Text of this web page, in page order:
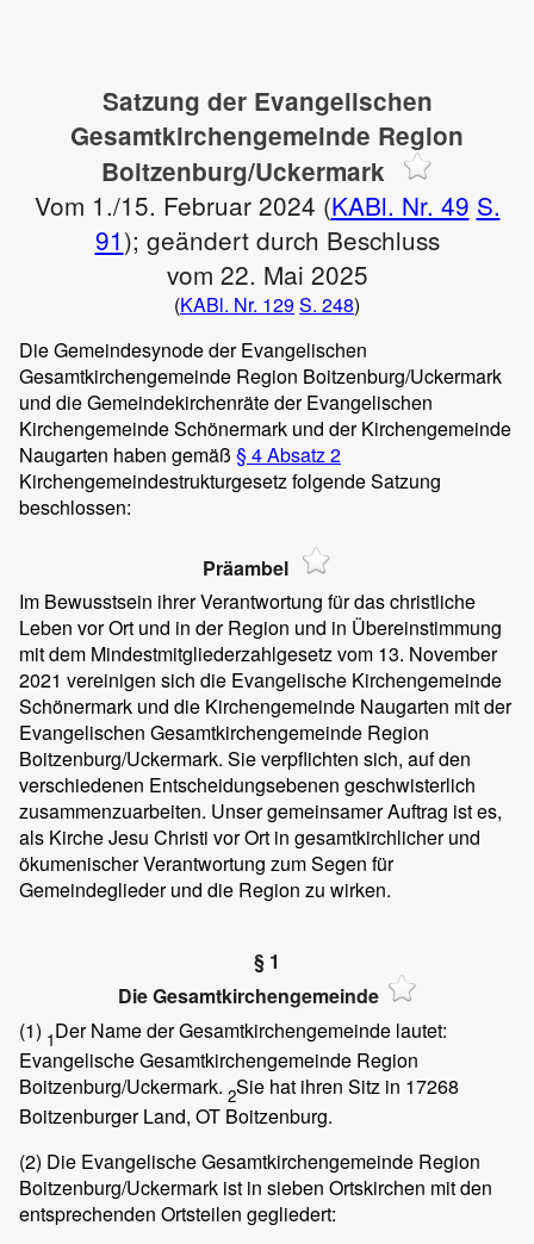
Satzung der Evangelischen
Gesamtkirchengemeinde Region
Boitzenburg/Uckermark
Vom 1./15. Februar 2024 (KABl. Nr. 49 S.
91); geändert durch Beschluss
vom 22. Mai 2025
(KABl. Nr. 129S. 248)
Die Gemeindesynode der Evangelischen
Gesamtkirchengemeinde Region Boitzenburg/Uckermark
und die Gemeindekirchenräte der Evangelischen
Kirchengemeinde Schönermark und der Kirchengemeinde
Naugarten haben gemäß § 4 Absatz 2
Kirchengemeindestrukturgesetz folgende Satzung
beschlossen:
Präambel
Im Bewusstsein ihrer Verantwortung für das christliche
Leben vor Ort und in der Region und in Übereinstimmung
mit dem Mindestmitgliederzahlgesetz vom 13. November
2021 vereinigen sich die Evangelische Kirchengemeinde
Schönermark und die Kirchengemeinde Naugarten mit der
Evangelischen Gesamtkirchengemeinde Region
Boitzenburg/Uckermark. Sie verpflichten sich, auf den
verschiedenen Entscheidungsebenen geschwisterlich
zusammenzuarbeiten. Unser gemeinsamer Auftrag ist es,
als Kirche Jesu Christi vor Ort in gesamtkirchlicher und
ökumenischer Verantwortung zum Segen für
Gemeindeglieder und die Region zu wirken.
§ 1
Die Gesamtkirchengemeinde
(1) 1Der Name der Gesamtkirchengemeinde lautet:
Evangelische Gesamtkirchengemeinde Region
Boitzenburg/Uckermark. 2Sie hat ihren Sitz in 17268
Boitzenburger Land, OT Boitzenburg.
(2) Die Evangelische Gesamtkirchengemeinde Region
Boitzenburg/Uckermark ist in sieben Ortskirchen mit den
entsprechenden Ortsteilen gegliedert: